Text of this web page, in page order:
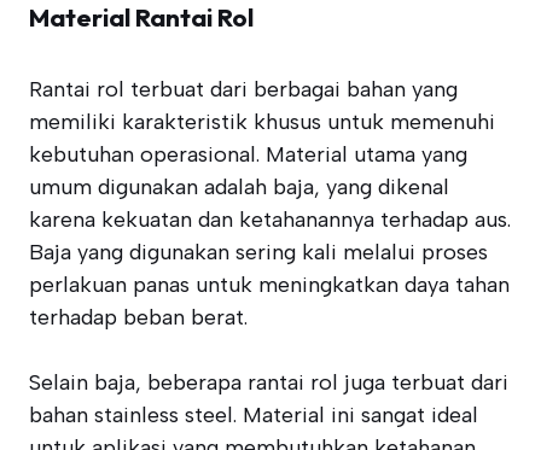
Material Rantai Rol
Rantai rol terbuat dari berbagai bahan yang
memiliki karakteristik khusus untuk memenuhi
kebutuhan operasional. Material utama yang
umum digunakan adalah baja, yang dikenal
karena kekuatan dan ketahanannya terhadap aus.
Baja yang digunakan sering kali melalui proses
perlakuan panas untuk meningkatkan daya tahan
terhadap beban berat.
Selain baja, beberapa rantai rol juga terbuat dari
bahan stainless steel. Material ini sangat ideal